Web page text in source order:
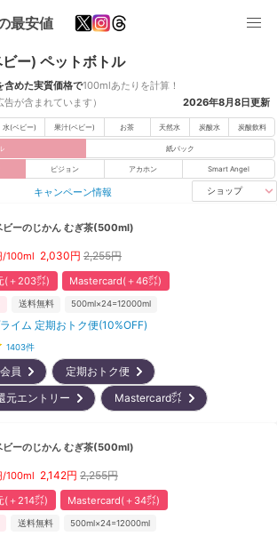
最安値
ー) ペットボトル
含めた実質価格で100mlあたりを計算！
が含まれています）
2026年8月8日更新
水(ベビー) 果汁(ベビー) お茶 天然水 炭酸水 炭酸飲料
紙パック
ピジョン アカホン Smart Angel
キャンペーン情報 ショップ
ビーのじかん むぎ茶(500ml)
/100ml 2,030円 2,255円
(＋203㌽) Mastercard(＋46㌽)
送料無料 500ml×24=12000ml
イム 定期おトク便(10%OFF)
1403件
会員
定期おトク便
元エントリー
Mastercard㌽
ビーのじかん むぎ茶(500ml)
/100ml 2,142円 2,255円
(＋214㌽) Mastercard(＋34㌽)
送料無料 500ml×24=12000ml